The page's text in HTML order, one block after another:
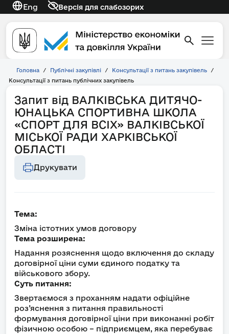
Eng Версія для слабозорих
Головна / Публічні закупівлі / Консультації з питань закупівель
/
Консультації з питань публічних закупівель
Запит від ВАЛКІВСЬКА ДИТЯЧО-
ЮНАЦЬКА СПОРТИВНА ШКОЛА
«СПОРТ ДЛЯ ВСІХ» ВАЛКІВСЬКОЇ
МІСЬКОЇ РАДИ ХАРКІВСЬКОЇ
ОБЛАСТІ
Друкувати
Тема:
Зміна істотних умов договору
Тема розширена:
Надання розяснення щодо включення до складу
договірної ціни суми єдиного податку та
військового збору.
Суть питання:
Звертаємося з проханням надати офіційне
роз’яснення з питання правильності
формування договірної ціни при виконанні робіт
фізичною особою – підприємцем, яка перебуває